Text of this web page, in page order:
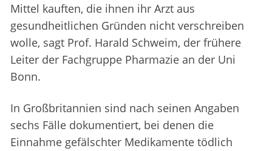
Mittel kauften, die ihnen ihr Arzt aus
gesundheitlichen Gründen nicht verschreiben
wolle, sagt Prof. Harald Schweim, der frühere
Leiter der Fachgruppe Pharmazie an der Uni
Bonn.
In Großbritannien sind nach seinen Angaben
sechs Fälle dokumentiert, bei denen die
Einnahme gefälschter Medikamente tödlich